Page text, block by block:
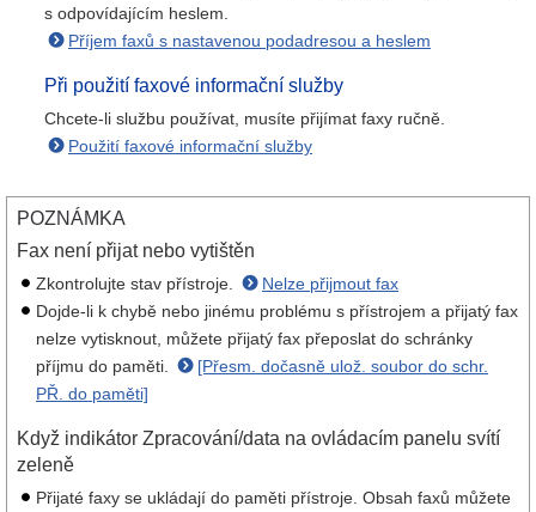
s odpovídajícím heslem.
Příjem faxů s nastavenou podadresou a heslem
Při použití faxové informační služby
Chcete-li službu používat, musíte přijímat faxy ručně.
Použití faxové informační služby
POZNÁMKA
Fax není přijat nebo vytištěn
Zkontrolujte stav přístroje.
Nelze přijmout fax
Dojde-li k chybě nebo jinému problému s přístrojem a přijatý fax
nelze vytisknout, můžete přijatý fax přeposlat do schránky
příjmu do paměti.
[Přesm. dočasně ulož. soubor do schr.
PŘ. do paměti]
Když indikátor Zpracování/data na ovládacím panelu svítí
zeleně
Přijaté faxy se ukládají do paměti přístroje. Obsah faxů můžete